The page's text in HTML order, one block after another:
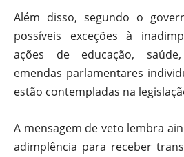
Além disso, segundo o
possíveis exceções à
ações de educação,
emendas parlamentares
estão contempladas na
A mensagem de veto lembra
adimplência para receber